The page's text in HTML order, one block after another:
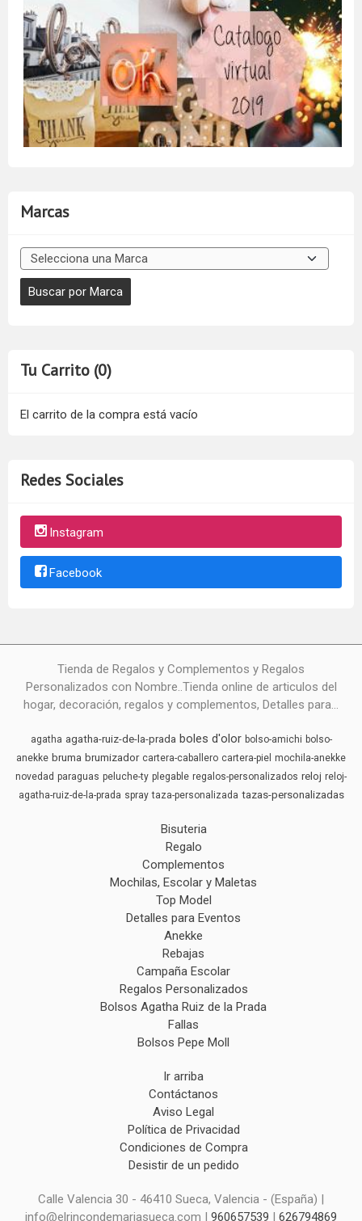
Marcas
Tu Carrito (0)
El carrito de la compra está vacío
Redes Sociales
Instagram
Facebook
Tienda de Regalos y Complementos y Regalos
Personalizados con Nombre..Tienda online de articulos del
hogar, decoración, regalos y complementos, Detalles para...
agatha agatha-ruiz-de-la-prada boles d'olor bolso-amichi bolso-
anekke bruma brumizador cartera-caballero cartera-piel mochila-anekke
novedad paraguas peluche-ty plegable regalos-personalizados reloj reloj-
agatha-ruiz-de-la-prada spray taza-personalizada tazas-personalizadas
Bisuteria
Regalo
Complementos
Mochilas, Escolar y Maletas
Top Model
Detalles para Eventos
Anekke
Rebajas
Campaña Escolar
Regalos Personalizados
Bolsos Agatha Ruiz de la Prada
Fallas
Bolsos Pepe Moll
Ir arriba
Contáctanos
Aviso Legal
Política de Privacidad
Condiciones de Compra
Desistir de un pedido
Calle Valencia 30 - 46410 Sueca, Valencia - (España) |
info@elrincondemariasueca.com | 960657539 | 626794869